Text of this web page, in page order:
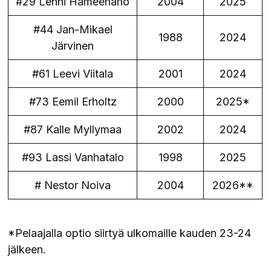
#44 Jan-Mikael
Järvinen
1988 2024
#61 Leevi Viitala 2001 2024
#73 Eemil Erholtz 2000 2025*
#87 Kalle Myllymaa 2002 2024
#93 Lassi Vanhatalo 1998 2025
# Nestor Noiva 2004 2026**
*Pelaajalla optio siirtyä ulkomaille kauden 23-24
jälkeen.